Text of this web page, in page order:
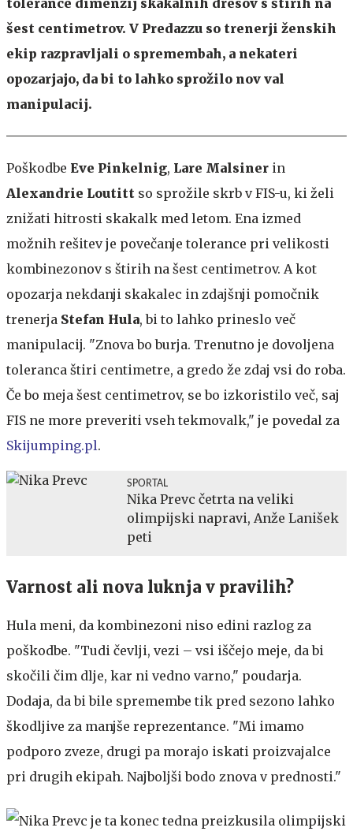
šest centimetrov. V Predazzu so trenerji ženskih
ekip razpravljali o spremembah, a nekateri
opozarjajo, da bi to lahko sprožilo nov val
manipulacij.
Poškodbe Eve Pinkelnig, Lare Malsiner in
Alexandrie Loutitt so sprožile skrb v FIS-u, ki želi
znižati hitrosti skakalk med letom. Ena izmed
možnih rešitev je povečanje tolerance pri velikosti
kombinezonov s štirih na šest centimetrov. A kot
opozarja nekdanji skakalec in zdajšnji pomočnik
trenerja Stefan Hula, bi to lahko prineslo več
manipulacij. "Znova bo burja. Trenutno je dovoljena
toleranca štiri centimetre, a gredo že zdaj vsi do roba.
Če bo meja šest centimetrov, se bo izkoristilo več, saj
FIS ne more preveriti vseh tekmovalk," je povedal za
Skijumping.pl.
SPORTAL
Nika Prevc četrta na veliki
olimpijski napravi, Anže Lanišek
peti
Varnost ali nova luknja v pravilih?
Hula meni, da kombinezoni niso edini razlog za
poškodbe. "Tudi čevlji, vezi – vsi iščejo meje, da bi
skočili čim dlje, kar ni vedno varno," poudarja.
Dodaja, da bi bile spremembe tik pred sezono lahko
škodljive za manjše reprezentance. "Mi imamo
podporo zveze, drugi pa morajo iskati proizvajalce
pri drugih ekipah. Najboljši bodo znova v prednosti."